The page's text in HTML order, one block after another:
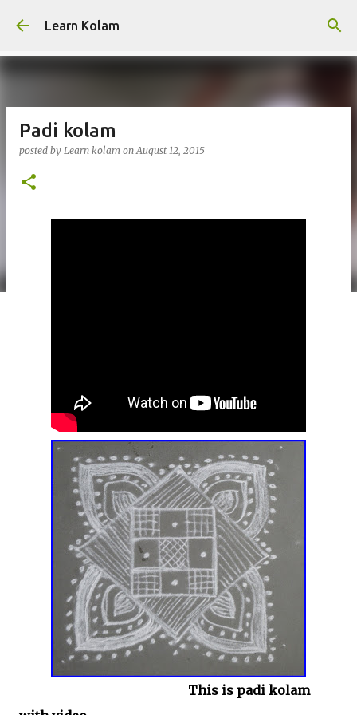
Learn Kolam
Padi kolam
posted by Learn kolam onAugust 12, 2015
This is padi kolam